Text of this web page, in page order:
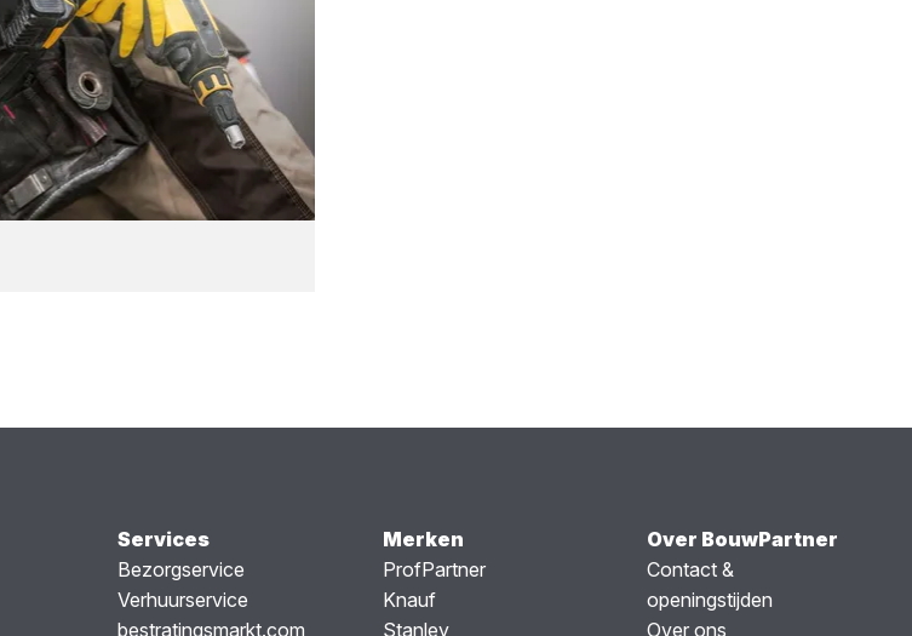
Services
Bezorgservice
Verhuurservice
bestratingsmarkt.com
Merken
ProfPartner
Knauf
Stanley
Over BouwPartner
Contact &
openingstijden
Over ons